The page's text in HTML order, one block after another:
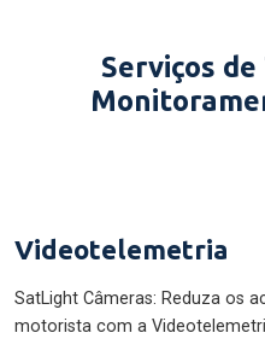
Serviços
Videotelemetria
SatLight Câmeras: Reduza os
motorista com a